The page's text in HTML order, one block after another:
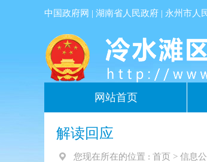
中国政府网 |湖南省人民政府 | 永州市人
网站首页
解读回应
您现在所在的位置 :首页 >信息